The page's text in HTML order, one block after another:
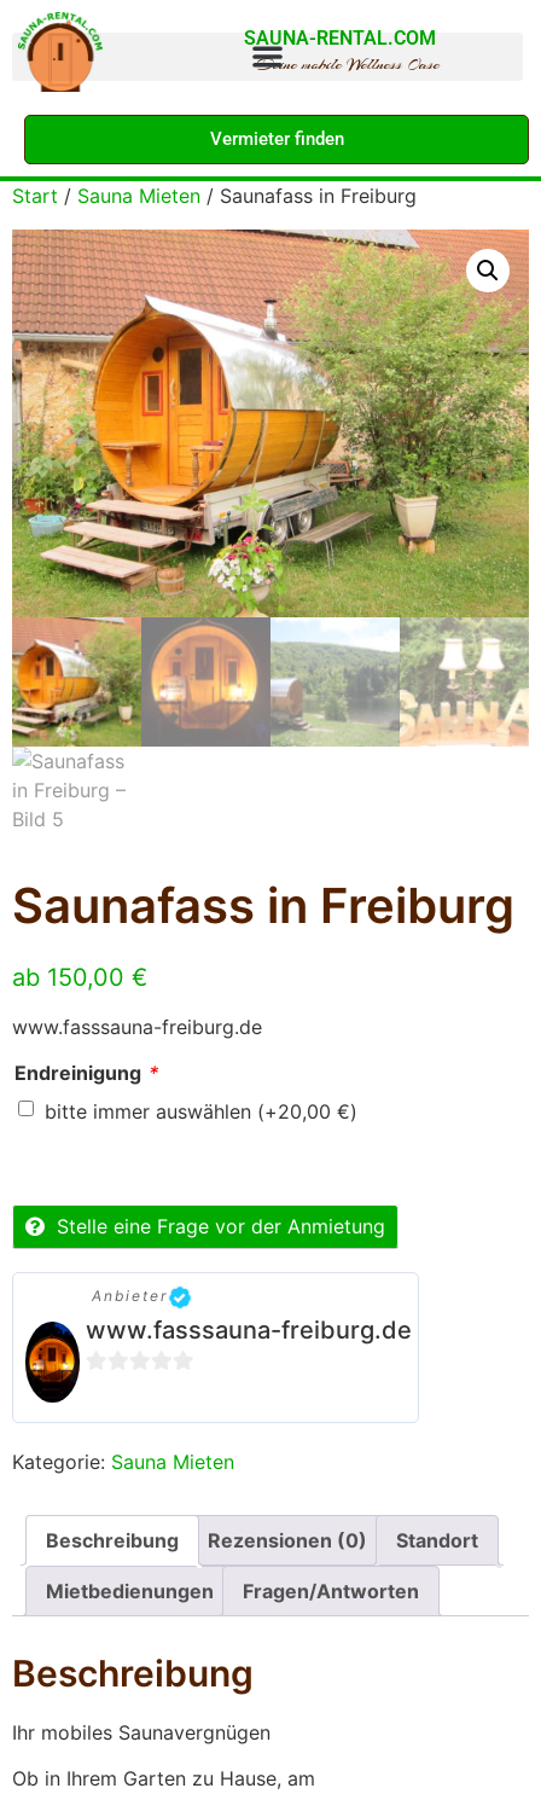
SAUNA-RENTAL.COM
Deine mobile Wellness Oase
Vermieter finden
Start / Sauna Mieten / Saunafass in Freiburg
Saunafass in Freiburg
ab 150,00 €
www.fasssauna-freiburg.de
Endreinigung *
bitte immer auswählen (+20,00 €)
Stelle eine Frage vor der Anmietung
Anbieter
www.fasssauna-freiburg.de
von
Kategorie: Sauna Mieten
Beschreibung Rezensionen (0) Standort
Mietbedienungen Fragen/Antworten
Beschreibung
Ihr mobiles Saunavergnügen
Ob in Ihrem Garten zu Hause, am